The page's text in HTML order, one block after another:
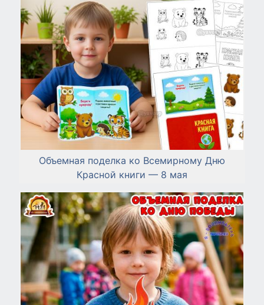
Объемная поделка ко Всемирному Дню
Красной книги — 8 мая